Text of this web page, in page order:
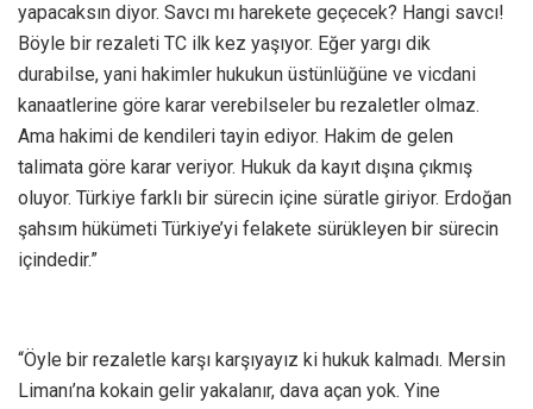
yapacaksın diyor. Savcı mı harekete geçecek? Hangi savcı!
Böyle bir rezaleti TC ilk kez yaşıyor. Eğer yargı dik
durabilse, yani hakimler hukukun üstünlüğüne ve vicdani
kanaatlerine göre karar verebilseler bu rezaletler olmaz.
Ama hakimi de kendileri tayin ediyor. Hakim de gelen
talimata göre karar veriyor. Hukuk da kayıt dışına çıkmış
oluyor. Türkiye farklı bir sürecin içine süratle giriyor. Erdoğan
şahsım hükümeti Türkiye’yi felakete sürükleyen bir sürecin
içindedir.”
“Öyle bir rezaletle karşı karşıyayız ki hukuk kalmadı. Mersin
Limanı’na kokain gelir yakalanır, dava açan yok. Yine